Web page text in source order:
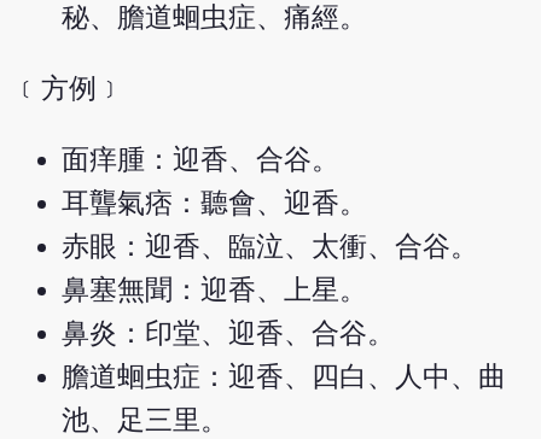
秘、膽道蛔虫症、痛經。
﹝方例﹞
面痒腫：迎香、合谷。
耳聾氣痞：聽會、迎香。
赤眼：迎香、臨泣、太衝、合谷。
鼻塞無聞：迎香、上星。
鼻炎：印堂、迎香、合谷。
膽道蛔虫症：迎香、四白、人中、曲
池、足三里。